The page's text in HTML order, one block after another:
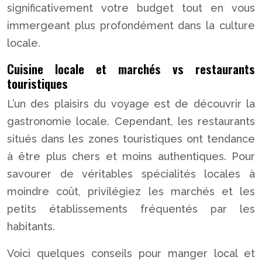
significativement votre budget tout en vous
immergeant plus profondément dans la culture
locale.
Cuisine locale et marchés vs restaurants
touristiques
L’un des plaisirs du voyage est de découvrir la
gastronomie locale. Cependant, les restaurants
situés dans les zones touristiques ont tendance
à être plus chers et moins authentiques. Pour
savourer de véritables spécialités locales à
moindre coût, privilégiez les marchés et les
petits établissements fréquentés par les
habitants.
Voici quelques conseils pour manger local et